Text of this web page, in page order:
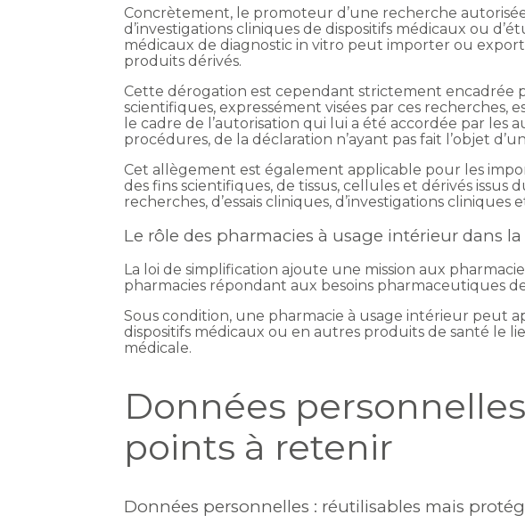
Concrètement, le promoteur d’une recherche
d’investigations cliniques de dispositifs médicaux ou
médicaux de diagnostic in vitro peut importer ou
produits dérivés.
Cette dérogation est cependant strictement encadrée
scientifiques, expressément visées par ces recherches,
le cadre de l’autorisation qui lui a été accordée par les
procédures, de la déclaration n’ayant pas fait l’objet
Cet allègement est également applicable pour les
des fins scientifiques, de tissus, cellules et dérivés issus
recherches, d’essais cliniques, d’investigations cliniques
Le rôle des pharmacies à usage intérieur dans
La loi de simplification ajoute une mission aux
pharmacies répondant aux besoins pharmaceutiques
Sous condition, une pharmacie à usage intérieur peut
dispositifs médicaux ou en autres produits de santé le
médicale.
Données
points à retenir
Données personnelles : réutilisables mais